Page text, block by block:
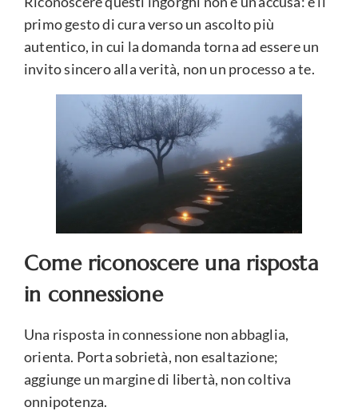
primo gesto di cura verso un ascolto più
autentico, in cui la domanda torna ad essere un
invito sincero alla verità, non un processo a te.
Come riconoscere una risposta
in connessione
Una risposta in connessione non abbaglia,
orienta. Porta sobrietà, non esaltazione;
aggiunge un margine di libertà, non coltiva
onnipotenza.